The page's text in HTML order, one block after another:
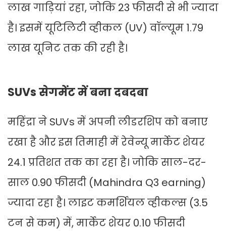
लाख गाड़ियां रहा, जोकि 23 फीसदी से भी ज्यादा
है। इसमें यूटिलिटी व्हीकल (UV) वॉल्यूम 1.79
लाख यूनिट तक की रही है।
SUVs सेगमेंट में बना दबदबा
महिंद्रा ने SUVs में अपनी लीडरशिप को बनाए
रखा है और इस तिमाही में रेवेन्यू मार्केट शेयर
24.1 प्रतिशत तक का रहा है। जोकि साल-दर-
साल 0.90 फीसदी (Mahindra Q3 earning)
ज्यादा रहा है। लाइट कमर्शियल व्हीकल्स (3.5
टन से कम) में, मार्केट शेयर 0.10 फीसदी